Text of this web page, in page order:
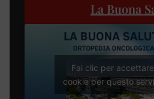
La Buona
Fai clic per
cookie per questo